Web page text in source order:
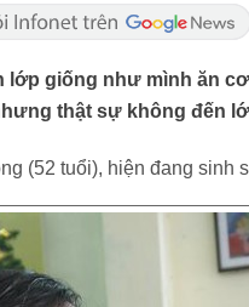
lớp giống như mình ăn
thật sự không đến
(52 tuổi), hiện đang sinh